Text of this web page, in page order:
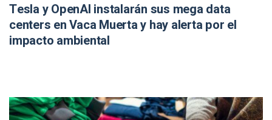
Tesla y OpenAI instalarán sus mega data
centers en Vaca Muerta y hay alerta por el
impacto ambiental